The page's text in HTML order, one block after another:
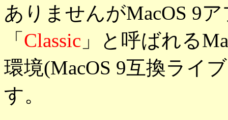
ありませんがMacOS 9
「 Classic 」と呼ばれる
環境(MacOS 9互換ライ
す。